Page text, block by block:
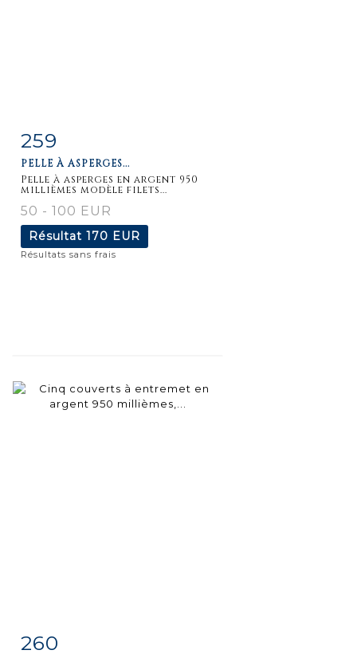
Fiche
détaillée
259
PELLE À ASPERGES...
Pelle à asperges en argent 950
millièmes modèle filets...
50 - 100 EUR
Résultat 170 EUR
Résultats sans frais
Fiche
260